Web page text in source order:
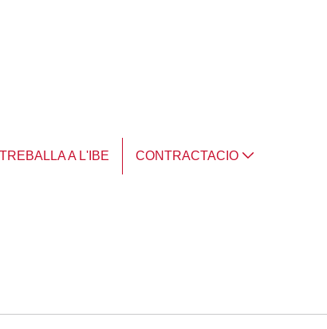
TREBALLA A L'IBE CONTRACTACIO